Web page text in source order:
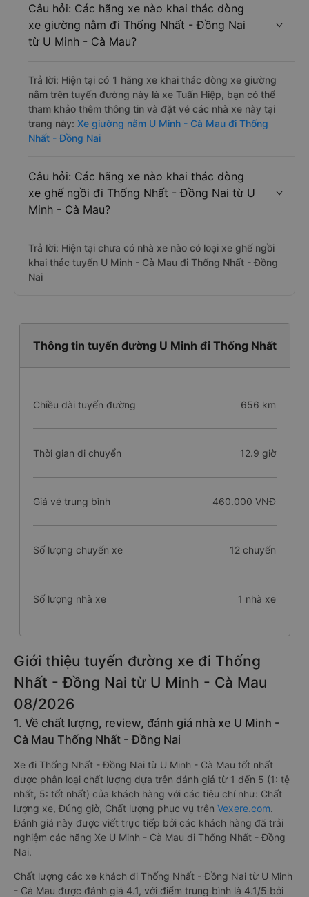
Câu hỏi: Các hãng xe nào khai thác dòng
xe giường nằm đi Thống Nhất - Đồng Nai
từ U Minh - Cà Mau?
Trả lời: Hiện tại có 1 hãng xe khai thác dòng xe giường
nằm trên tuyến đường này là xe Tuấn Hiệp, bạn có thể
tham khảo thêm thông tin và đặt vé các nhà xe này tại
trang này: Xe giường nằm U Minh - Cà Mau đi Thống
Nhất - Đồng Nai
Câu hỏi: Các hãng xe nào khai thác dòng
xe ghế ngồi đi Thống Nhất - Đồng Nai từ U
Minh - Cà Mau?
Trả lời: Hiện tại chưa có nhà xe nào có loại xe ghế ngồi
khai thác tuyến U Minh - Cà Mau đi Thống Nhất - Đồng
Nai
Thông tin tuyến đường U Minh đi Thống Nhất
Chiều dài tuyến đường 656 km
Thời gian di chuyển 12.9 giờ
Giá vé trung bình 460.000 VNĐ
Số lượng chuyến xe 12 chuyến
Số lượng nhà xe 1 nhà xe
Giới thiệu tuyến đường xe đi Thống
Nhất - Đồng Nai từ U Minh - Cà Mau
08/2026
1. Về chất lượng, review, đánh giá nhà xe U Minh -
Cà Mau Thống Nhất - Đồng Nai
Xe đi Thống Nhất - Đồng Nai từ U Minh - Cà Mau tốt nhất
được phân loại chất lượng dựa trên đánh giá từ 1 đến 5 (1: tệ
nhất, 5: tốt nhất) của khách hàng với các tiêu chí như: Chất
lượng xe, Đúng giờ, Chất lượng phục vụ trên Vexere.com.
Đánh giá này được viết trực tiếp bởi các khách hàng đã trải
nghiệm các hãng Xe U Minh - Cà Mau đi Thống Nhất - Đồng
Nai.
Chất lượng các xe khách đi Thống Nhất - Đồng Nai từ U Minh
- Cà Mau được đánh giá 4.1, với điểm trung bình là 4.1/5 bởi